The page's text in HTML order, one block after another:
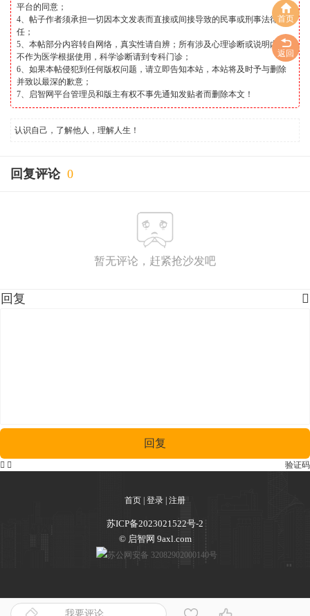
平台的同意；
4、帖子作者须承担一切因本文发表而直接或间接导致的民事或刑事法律责
任；
5、本帖部分内容转自网络，真实性请自辨；所有涉及心理诊断或说明内容
不作为医学根据使用，科学诊断请到专科门诊；
6、如果本帖侵犯到任何版权问题，请立即告知本站，本站将及时予与删除
并致以最深的歉意；
7、启智网平台管理员和版主有权不事先通知发贴者而删除本文！
认识自己，了解他人，理解人生！
回复评论 0
暂无评论，赶紧抢沙发吧
我要评论...
首页
返回

回复
回复
验证码
 
首页 登录 注册
苏ICP备2023021522号-2
© 启智网 9axl.com
苏公网安备 32082902000140号